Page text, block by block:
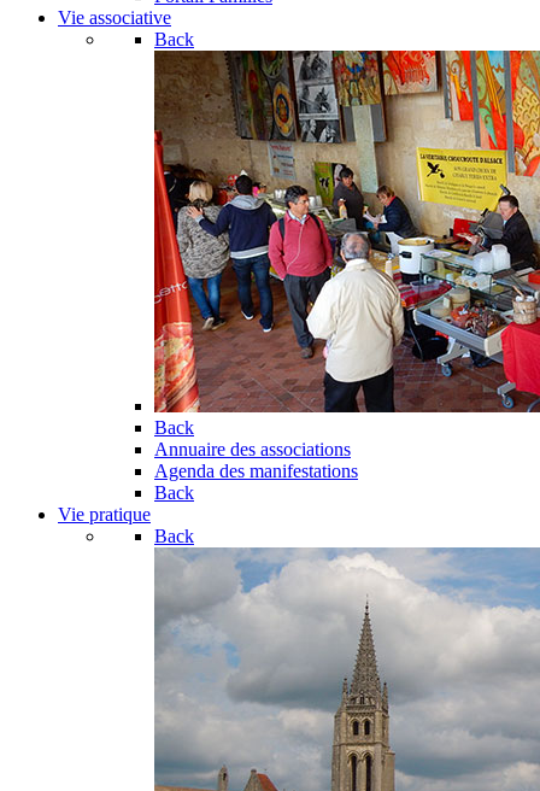
Vie associative
Back
Back
Annuaire des associations
Agenda des manifestations
Back
Vie pratique
Back